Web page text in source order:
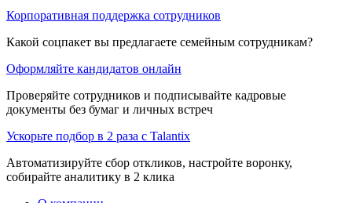
Корпоративная поддержка сотрудников
Какой соцпакет вы предлагаете семейным сотрудникам?
Оформляйте кандидатов онлайн
Проверяйте сотрудников и подписывайте кадровые
документы без бумаг и личных встреч
Ускорьте подбор в 2 раза с Talantix
Автоматизируйте сбор откликов, настройте воронку,
собирайте аналитику в 2 клика